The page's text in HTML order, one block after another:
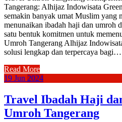
Tangerang: Alhijaz Indowisata
semakin banyak umat Muslim yang
menunaikan ibadah haji dan umroh
satu bentuk komitmen untuk
Umroh Tangerang Alhijaz
solusi lengkap dan terpercaya bagi…
Read More
19 Jun 2024
Travel Ibadah Haji
Umroh Tangerang